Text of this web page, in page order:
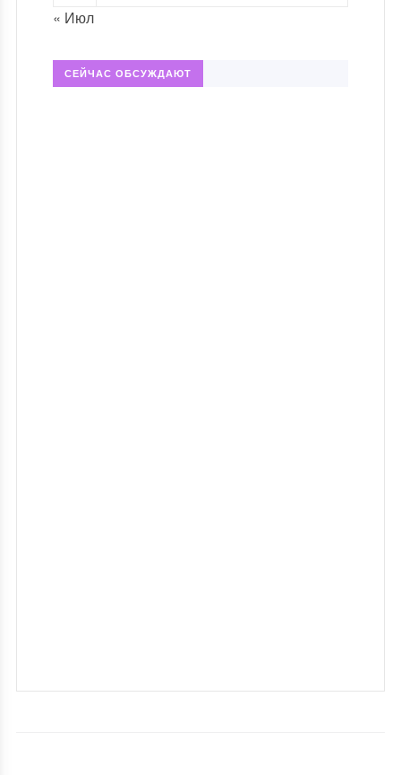
« Июл
СЕЙЧАС ОБСУЖДАЮТ